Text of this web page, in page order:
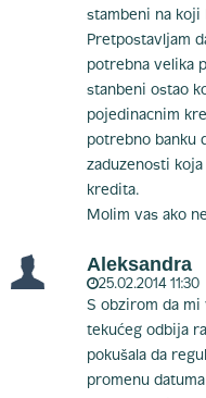
stambeni na koji
Pretpostavljam
potrebna velika
stanbeni ostao
pojedinacnim
potrebno banku
zaduzenosti
kredita.
Molim vas ako
Aleksandra
25.02.2014 11:30
S obzirom da mi
tekućeg odbija
pokušala da
promenu